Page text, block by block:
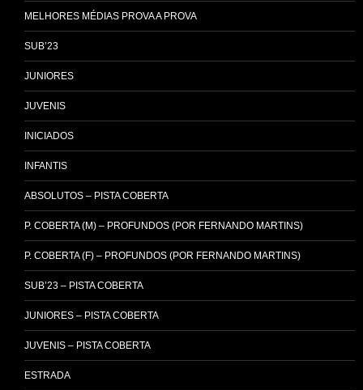
MELHORES MÉDIAS PROVA A PROVA
SUB’23
JUNIORES
JUVENIS
INICIADOS
INFANTIS
ABSOLUTOS – PISTA COBERTA
P. COBERTA (M) – PROFUNDOS (POR FERNANDO MARTINS)
P. COBERTA (F) – PROFUNDOS (POR FERNANDO MARTINS)
SUB’23 – PISTA COBERTA
JUNIORES – PISTA COBERTA
JUVENIS – PISTA COBERTA
ESTRADA